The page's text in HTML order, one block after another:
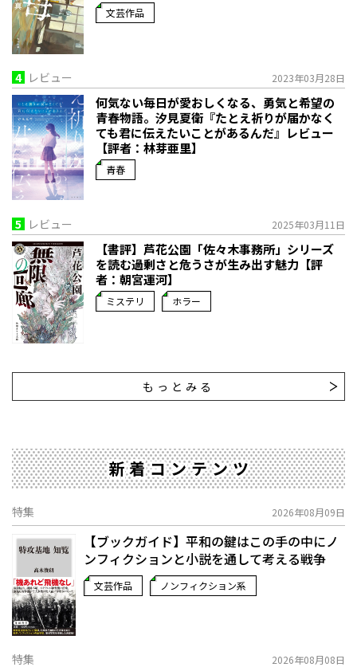
文芸作品
4 レビュー 2023年03月28日
何気ない毎日が愛おしくなる、勇気と希望の
青春物語。――汐見夏衛『たとえ祈りが届かなく
ても君に伝えたいことがあるんだ』レビュー
【評者：林芽亜里】
青春
5 レビュー 2025年03月11日
【書評】芦花公園「佐々木事務所」シリーズ
を読む――過剰さと危うさが生み出す魅力【評
者：朝宮運河】
ミステリ ホラー
もっとみる
新着コンテンツ
特集 2026年08月09日
【ブックガイド】平和の鍵はこの手の中に――ノ
ンフィクションと小説を通して考える戦争
文芸作品 ノンフィクション系
特集 2026年08月08日